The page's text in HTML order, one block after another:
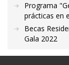
Programa
prácticas en
Becas
Gala 2022